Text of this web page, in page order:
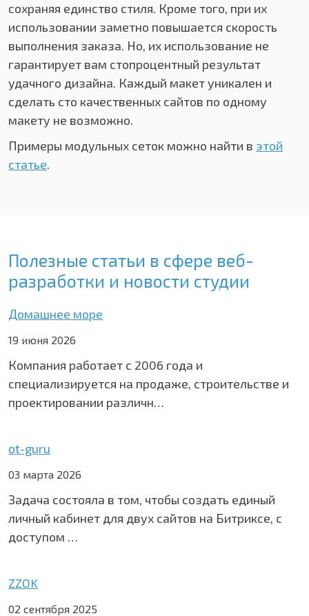
сохраняя единство стиля. Кроме того, при их
использовании заметно повышается скорость
выполнения заказа. Но, их использование не
гарантирует вам стопроцентный результат
удачного дизайна. Каждый макет уникален и
сделать сто качественных сайтов по одному
макету не возможно.
Примеры модульных сеток можно найти в этой
статье.
Полезные статьи в сфере веб-
разработки и новости студии
Домашнее море
19 июня 2026
Компания работает с 2006 года и
специализируется на продаже, строительстве и
проектировании различн…
ot-guru
03 марта 2026
Задача состояла в том, чтобы создать единый
личный кабинет для двух сайтов на Битриксе, с
доступом …
ZZOK
02 сентября 2025